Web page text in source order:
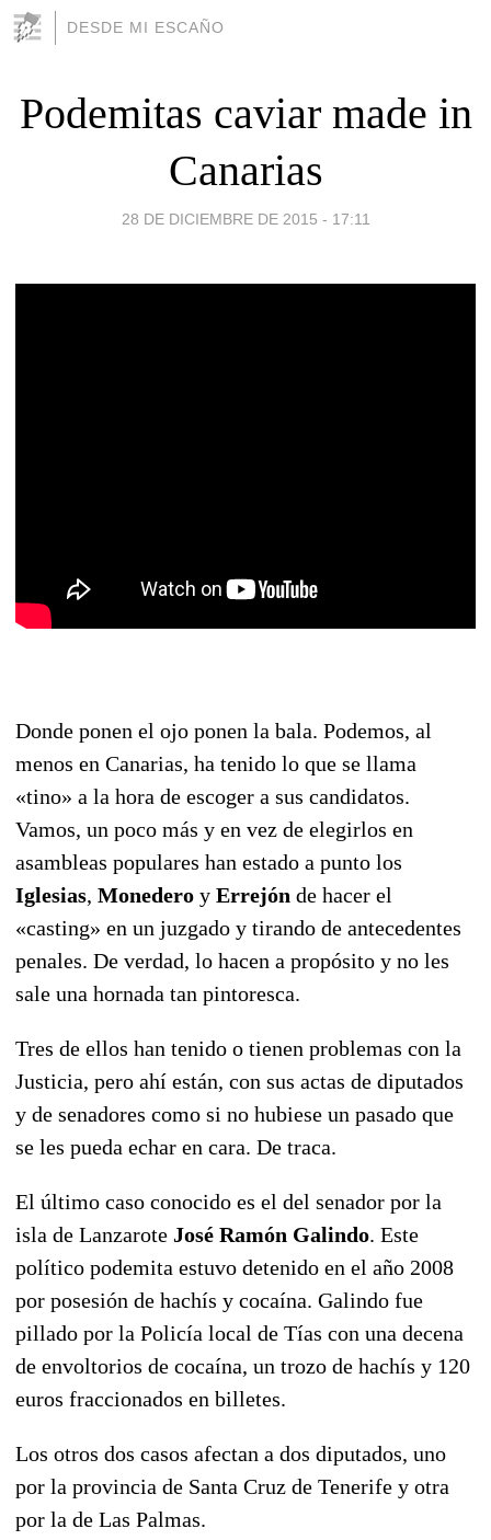
DESDE MI ESCAÑO
Podemitas caviar made in
Canarias
28 DE DICIEMBRE DE 2015 - 17:11
Donde ponen el ojo ponen la bala. Podemos, al
menos en Canarias, ha tenido lo que se llama
«tino» a la hora de escoger a sus candidatos.
Vamos, un poco más y en vez de elegirlos en
asambleas populares han estado a punto los
Iglesias, Monedero y Errejón de hacer el
«casting» en un juzgado y tirando de antecedentes
penales. De verdad, lo hacen a propósito y no les
sale una hornada tan pintoresca.
Tres de ellos han tenido o tienen problemas con la
Justicia, pero ahí están, con sus actas de diputados
y de senadores como si no hubiese un pasado que
se les pueda echar en cara. De traca.
El último caso conocido es el del senador por la
isla de Lanzarote José Ramón Galindo. Este
político podemita estuvo detenido en el año 2008
por posesión de hachís y cocaína. Galindo fue
pillado por la Policía local de Tías con una decena
de envoltorios de cocaína, un trozo de hachís y 120
euros fraccionados en billetes.
Los otros dos casos afectan a dos diputados, uno
por la provincia de Santa Cruz de Tenerife y otra
por la de Las Palmas.